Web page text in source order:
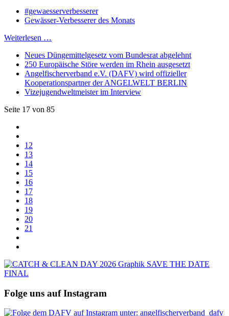
#gewaesserverbesserer
Gewässer-Verbesserer des Monats
Weiterlesen …
Neues Düngemittelgesetz vom Bundesrat abgelehnt
250 Europäische Störe werden im Rhein ausgesetzt
Angelfischerverband e.V. (DAFV) wird offizieller
Kooperationspartner der ANGELWELT BERLIN
Vizejugendweltmeister im Interview
Seite 17 von 85
12
13
14
15
16
17
18
19
20
21
Folge uns auf Instagram